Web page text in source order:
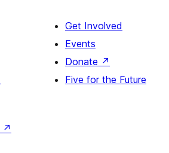
Get Involved
Events
Donate ↗
Five for the Future
↗